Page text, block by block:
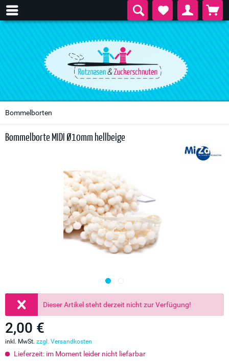
Bommelborten
Bommelborte MIDI Ø10mm hellbeige
Dieser Artikel steht derzeit nicht zur Verfügung!
2,00 €
inkl. MwSt. zzgl. Versandkosten
Lieferzeit: im Moment leider nicht liefarbar